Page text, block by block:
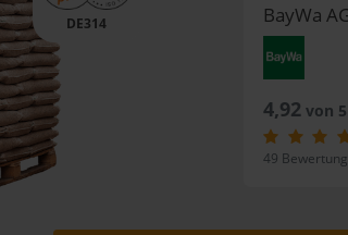
DE314 BayWa
4,92von 5
49